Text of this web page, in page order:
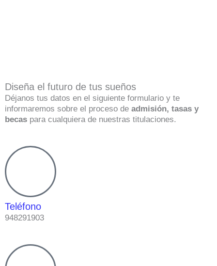
Diseña el futuro de tus sueños
Déjanos tus datos en el siguiente formulario y te
informaremos sobre el proceso de admisión, tasas y
becas para cualquiera de nuestras titulaciones.
Teléfono
948291903